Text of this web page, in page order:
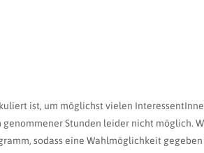
ist, um möglichst vielen
Stunden leider nicht möglich.
sodass eine Wahlmöglichkeit gegeben